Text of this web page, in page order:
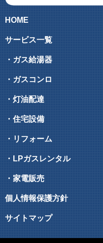
HOME
サービス一覧
・ガス給湯器
・ガスコンロ
・灯油配達
・住宅設備
・リフォーム
・LPガスレンタル
・家電販売
個人情報保護方針
サイトマップ